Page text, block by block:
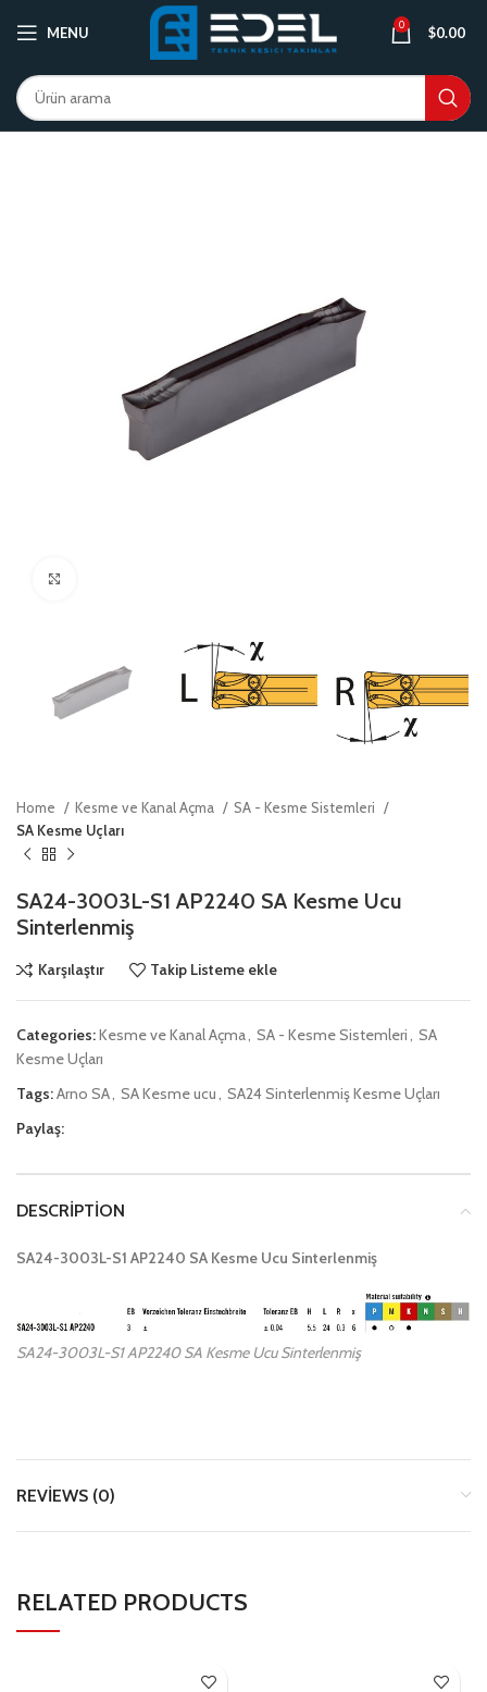
MENU 0 $0.00
Home Kesme ve Kanal Açma
SA - Kesme Sistemleri
SA Kesme Uçları
SA24-3003L-S1 AP2240 SA Kesme Ucu
Sinterlenmiş
Karşılaştır Takip Listeme ekle
Categories:Kesme ve Kanal Açma SA - Kesme Sistemleri
SA
Kesme Uçları
Tags:Arno SA SA Kesme ucu
SA24 Sinterlenmiş Kesme Uçları
Paylaş:
DESCRIPTION
SA24-3003L-S1 AP2240 SA Kesme Ucu Sinterlenmiş
SA24-3003L-S1 AP2240 SA Kesme Ucu Sinterlenmiş
REVIEWS (0)
RELATED PRODUCTS